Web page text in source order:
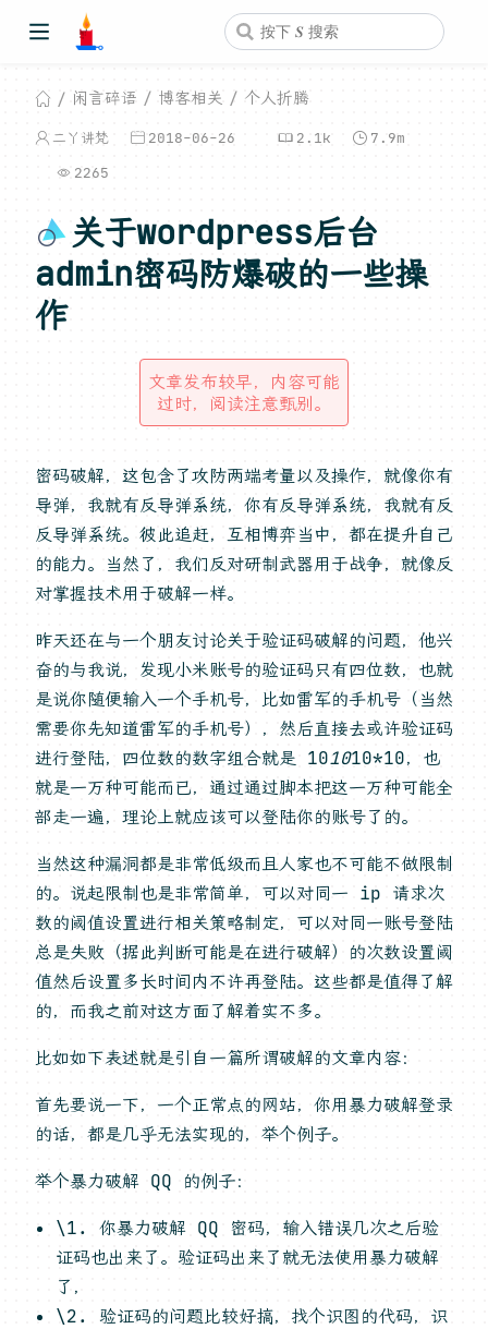
闲言碎语 博客相关 个人折腾
二丫讲梵 2018-06-26 2.1k 7.9m
2265
关于wordpress后台
admin密码防爆破的一些操
作
文章发布较早，内容可能
过时，阅读注意甄别。
密码破解，这包含了攻防两端考量以及操作，就像你有
导弹，我就有反导弹系统，你有反导弹系统，我就有反
反导弹系统。彼此追赶，互相博弈当中，都在提升自己
的能力。当然了，我们反对研制武器用于战争，就像反
对掌握技术用于破解一样。
昨天还在与一个朋友讨论关于验证码破解的问题，他兴
奋的与我说，发现小米账号的验证码只有四位数，也就
是说你随便输入一个手机号，比如雷军的手机号（当然
需要你先知道雷军的手机号），然后直接去或许验证码
进行登陆，四位数的数字组合就是 101010*10，也
就是一万种可能而已，通过通过脚本把这一万种可能全
部走一遍，理论上就应该可以登陆你的账号了的。
当然这种漏洞都是非常低级而且人家也不可能不做限制
的。说起限制也是非常简单，可以对同一 ip 请求次
数的阈值设置进行相关策略制定，可以对同一账号登陆
总是失败（据此判断可能是在进行破解）的次数设置阈
值然后设置多长时间内不许再登陆。这些都是值得了解
的，而我之前对这方面了解着实不多。
比如如下表述就是引自一篇所谓破解的文章内容：
首先要说一下，一个正常点的网站，你用暴力破解登录
的话，都是几乎无法实现的，举个例子。
举个暴力破解 QQ 的例子：
\1. 你暴力破解 QQ 密码，输入错误几次之后验
证码也出来了。验证码出来了就无法使用暴力破解
了，
\2. 验证码的问题比较好搞，找个识图的代码，识